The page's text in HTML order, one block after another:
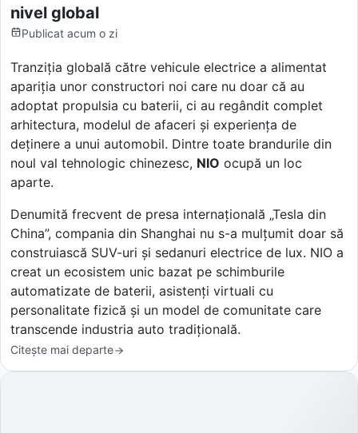
nivel global
Publicat acum o zi
Tranziția globală către vehicule electrice a alimentat
apariția unor constructori noi care nu doar că au
adoptat propulsia cu baterii, ci au regândit complet
arhitectura, modelul de afaceri și experiența de
deținere a unui automobil. Dintre toate brandurile din
noul val tehnologic chinezesc, NIO ocupă un loc
aparte.
Denumită frecvent de presa internațională „Tesla din
China”, compania din Shanghai nu s-a mulțumit doar să
construiască SUV-uri și sedanuri electrice de lux. NIO a
creat un ecosistem unic bazat pe schimburile
automatizate de baterii, asistenți virtuali cu
personalitate fizică și un model de comunitate care
transcende industria auto tradițională.
Citește mai departe